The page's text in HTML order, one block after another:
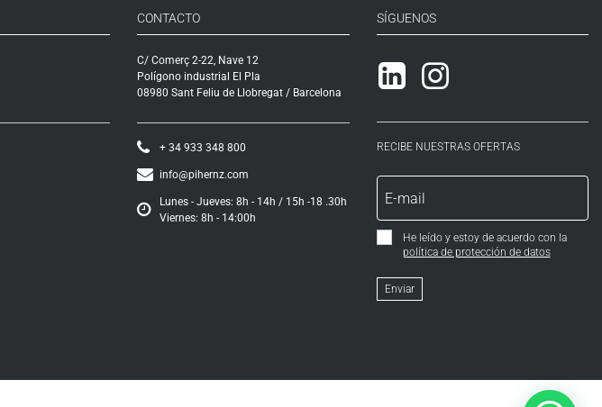
CONTACTO
C/ Comerç 2-22, Nave 12
Polígono industrial El Pla
08980 Sant Feliu de Llobregat / Barcelona
+ 34 933 348 800
info@pihernz.com
Lunes - Jueves: 8h - 14h / 15h -18 .30h
Viernes: 8h - 14:00h
SÍGUENOS
Linkedin
Instagram
RECIBE NUESTRAS OFERTAS
He leído y estoy de acuerdo con la
política de protección de datos